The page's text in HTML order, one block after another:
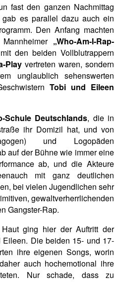
fast den ganzen Nachmittag
es parallel dazu auch ein
Den Anfang machten
„Who-Am-I-Rap-
den beiden Vollblutrappern
Play vertreten waren, sondern
unglaublich sehenswerten
Tobi und Eileen
Schule Deutschlands, die in
ihr Domizil hat, und von
und Logopäden
auf der Bühne wie immer eine
ab, und die Akteure
auch mit ganz deutlichen
bei vielen Jugendlichen sehr
gewaltverherrlichenden
Gangster-Rap.
ging hier der Auftritt der
Die beiden 15- und 17-
ihre eigenen Songs, worin
auch hochemotional ihre
Nur schade, dass zu